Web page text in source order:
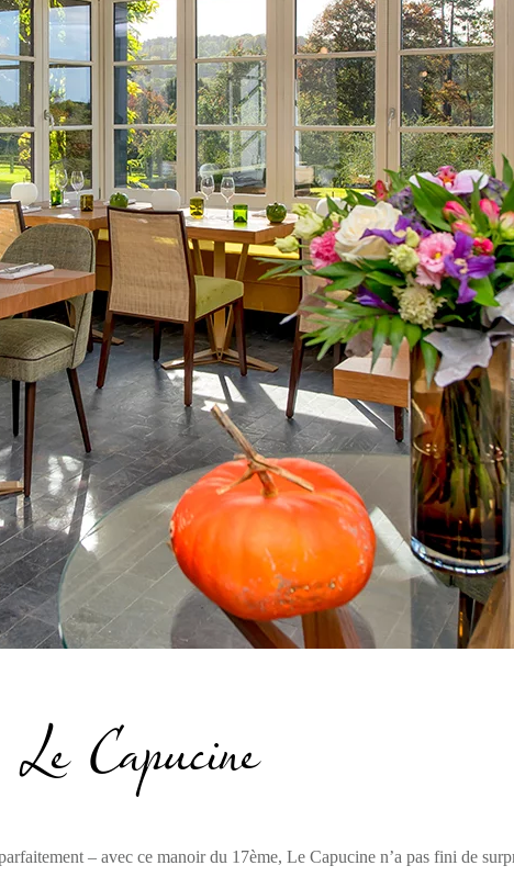
Le Capucine
– avec ce manoir du 17ème, Le Capucine n’a pas fini de